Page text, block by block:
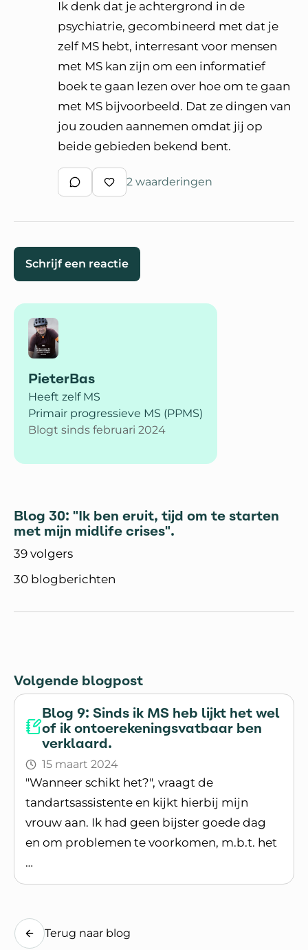
Ik denk dat je achtergrond in de
psychiatrie, gecombineerd met dat je
zelf MS hebt, interresant voor mensen
met MS kan zijn om een informatief
boek te gaan lezen over hoe om te gaan
met MS bijvoorbeeld. Dat ze dingen van
jou zouden aannemen omdat jij op
beide gebieden bekend bent.
Schrijf een reactie
Waardeer reactie
2 waarderingen
Schrijf een reactie
PieterBas
Heeft zelf MS
Primair progressieve MS (PPMS)
Blogt sinds februari 2024
Blog 30: "Ik ben eruit, tijd om te starten
met mijn midlife crises".
39 volgers
30 blogberichten
Volgende blogpost
Blog 9: Sinds ik MS heb lijkt het wel
of ik ontoerekeningsvatbaar ben
verklaard.
15 maart 2024
"Wanneer schikt het?", vraagt de
tandartsassistente en kijkt hierbij mijn
vrouw aan. Ik had geen bijster goede dag
en om problemen te voorkomen, m.b.t. het
…
Lees blogpost
Terug naar blog